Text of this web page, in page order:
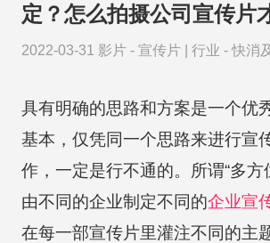
定？怎么拍摄公司宣传片
2022-03-31 影片 - 宣传片 行业 -快消
具有明确的思路和方案是一个优
基本，仅凭同一个思路来进行宣
作，一定是行不通的。所谓“多方
由不同的企业制定不同的企业宣
在每一部宣传片里灌注不同的主